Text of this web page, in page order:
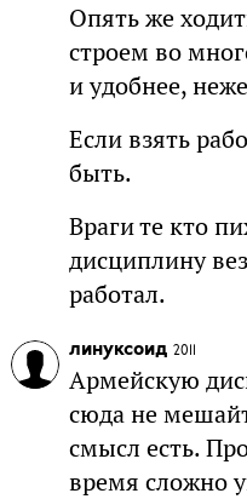
Опять же
строем во
и удобнее,
Если взять
быть.
Враги те кто
дисциплину
работал.
линуксоид 2011
Армейскую
сюда не
смысл есть.
время сложно